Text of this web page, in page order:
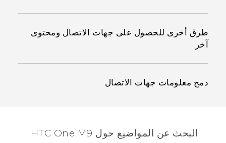
طرق أخرى للحصول على جهات الاتصال ومحتوى
آخر
دمج معلومات جهات الاتصال
البحث عن المواضيع حول HTC One M9